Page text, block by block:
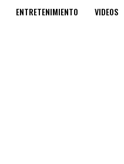
ENTRETENIMIENTO VIDEOS